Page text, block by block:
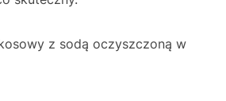
z sodą oczyszczoną w